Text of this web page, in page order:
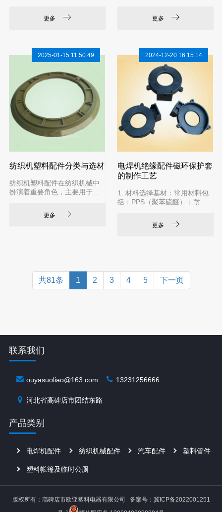
作用来划分。直接/套管：用于
连接两根同径的直管。弯头：
合流，连接三个或四个方向的
管道。异径直接/大小头：连接
径。堵头/管帽：用于封闭管道
的末端。活接/活接头：带螺纹
的可拆卸接头，便于某段管路
的维修和更换。法兰：用于法
兰连接的盘状零件。绕
更多
0℃）。用途：排水、给水（非
饮用水）、电线套管等。常见
烯）管件特点：耐高温（≤9
5℃）、无毒，热熔连接。用
途：冷热水管、饮用水系统。
常见类型：热熔弯头、三通、
阀门、活接等。PE（聚乙烯）
管件HDPE（高密度聚乙烯）：
高强度，用于给水、燃气、地
暖管。LDPE（低密度聚
更多
2025-01-15 11:50:49
纺织机塑料配件分类与选材
纺织机塑料配件在纺织机械中
扮演着重要角色，主要用于替
降低成本、减少噪音或适应特
殊工况（如耐腐蚀、绝缘
备耐磨性和高强度。卷绕部
件：筒管、纱管、绕线盘等，
通常要求轻量化且耐疲劳。密
更多
2024-12-20 16:15:14
电焊机绝缘配件磁环保护套
的制作工艺
1. 材料选择基材：常用材料包
括：PPS（聚苯硫醚）：耐高
学腐蚀。PA66（尼龙66）：机
械强度高，但需添加阻燃剂
和导热性能。添加剂：阻燃剂
（如溴系、磷系）、玻璃纤维
（增强强度）、抗氧化剂等。
更多
共81条 1 2 3 4 5 下一页
联系我们
ouyasuoliao@163.com 13231256666
河北省高碑店市团结东路
产品类别
电焊机配件 纺织机械配件 汽车配件 塑料管件
塑料帐篷及临时公厕
版权所有：高碑店市欧亚塑料电器有限公司 备案号：冀ICP备2022001251